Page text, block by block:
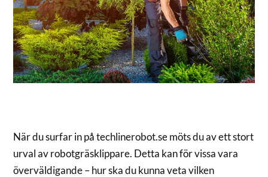
När du surfar in på techlinerobot.se möts du av ett stort
urval av robotgräsklippare. Detta kan för vissa vara
överväldigande – hur ska du kunna veta vilken